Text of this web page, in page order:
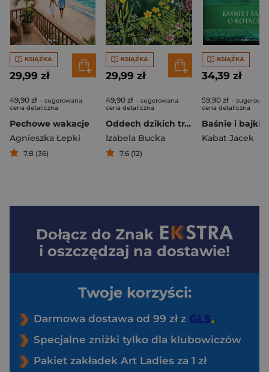
KSIĄŻKA
29,99 zł
49,90 zł - sugerowana
cena detaliczna
Pechowe wakacje
Agnieszka Łepki
7,8 (36)
KSIĄŻKA
29,99 zł
49,90 zł - sugerowana
cena detaliczna
Oddech dzikich traw
Izabela Bucka
7,6 (12)
KSIĄŻKA
34,39 zł
59,90 zł -
cena detaliczna
Kabat Jacek
Dołącz do Znak
i oszczędzaj na dostawie!
Twoje korzyści:
Darmowa dostawa od 99 zł z
Specjalne zniżki tylko dla klubowiczów
Pakiet zakładek Art Ladies za 1 zł